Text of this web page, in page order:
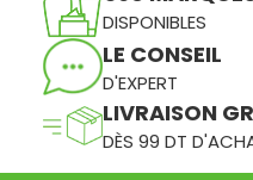
DISPONIBLES
LE CONSEIL
D'EXPERT
LIVRAISON
DÈS 99 DT